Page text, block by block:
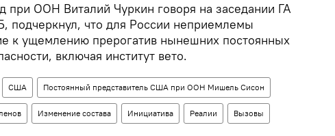
при ООН Виталий Чуркин говоря на заседании ГА
подчеркнул, что для России неприемлемы
к ущемлению прерогатив нынешних постоянных
включая институт вето.
США Постоянный представитель США при ООН Мишель Сисон
Изменение состава Инициатива Реалии Вызовы